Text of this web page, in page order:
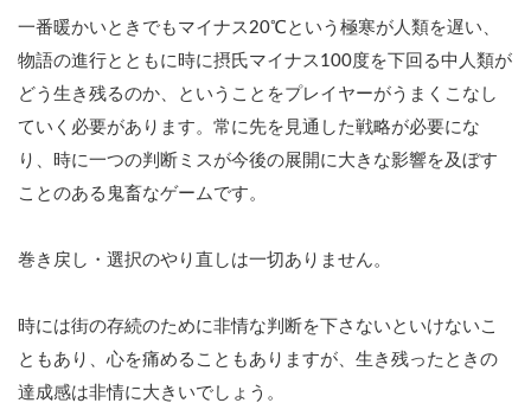
一番暖かいときでもマイナス20℃という極寒が人類を遅い、
物語の進行とともに時に摂氏マイナス100度を下回る中人類が
どう生き残るのか、ということをプレイヤーがうまくこなし
ていく必要があります。常に先を見通した戦略が必要にな
り、時に一つの判断ミスが今後の展開に大きな影響を及ぼす
ことのある鬼畜なゲームです。
巻き戻し・選択のやり直しは一切ありません。
時には街の存続のために非情な判断を下さないといけないこ
ともあり、心を痛めることもありますが、生き残ったときの
達成感は非情に大きいでしょう。